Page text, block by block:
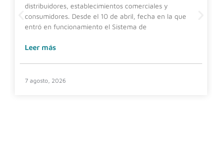
distribuidores, establecimientos comerciales y
consumidores. Desde el 10 de abril, fecha en la que
entró en funcionamiento el Sistema de
Leer más
7 agosto, 2026